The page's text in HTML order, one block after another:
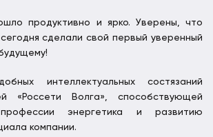
продуктивно и ярко. Уверены, что
сделали свой первый уверенный
интеллектуальных состязаний
«Россети Волга», способствующей
профессии энергетика и развитию
компании.